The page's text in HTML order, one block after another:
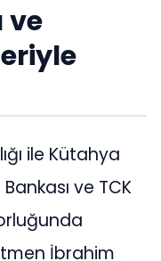
ve
ile Kütahya
ve TCK
İbrahim